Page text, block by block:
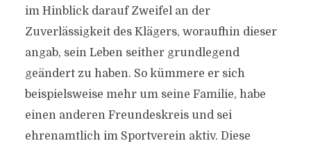
im Hinblick darauf Zweifel an der
Zuverlässigkeit des Klägers, woraufhin dieser
angab, sein Leben seither grundlegend
geändert zu haben. So kümmere er sich
beispielsweise mehr um seine Familie, habe
einen anderen Freundeskreis und sei
ehrenamtlich im Sportverein aktiv. Diese